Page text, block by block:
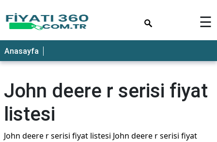
☰
Anasayfa
John deere r serisi fiyat
listesi
John deere r serisi fiyat listesi John deere r serisi fiyat